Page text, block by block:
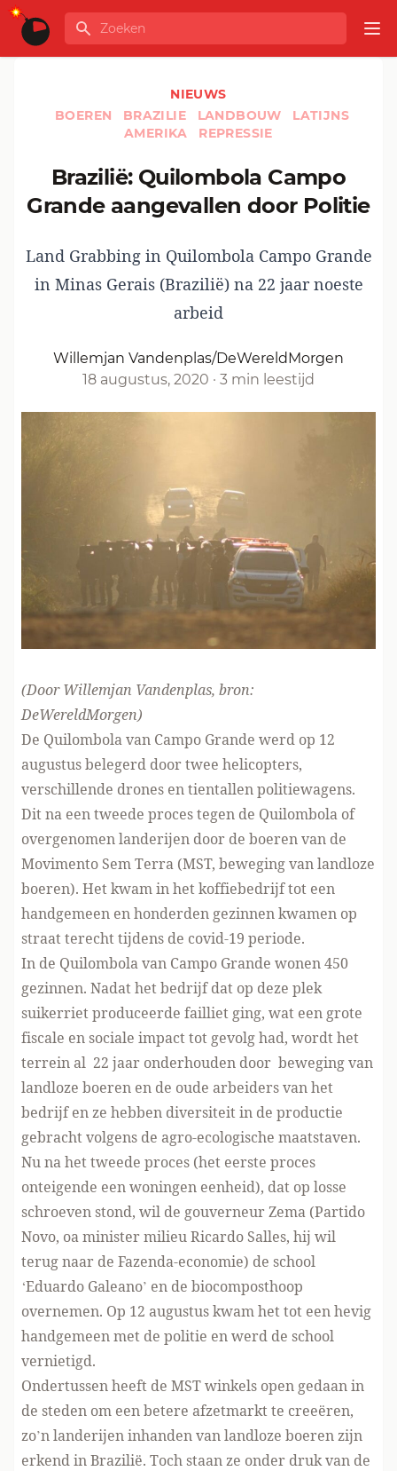
Ga naar de inhoud
GLOBALINFO
Zoeken
NIEUWS
BOEREN
BRAZILIE LANDBOUW
LATIJNS
AMERIKA
REPRESSIE
Brazilië: Quilombola Campo
Grande aangevallen door Politie
Land Grabbing in Quilombola Campo Grande
in Minas Gerais (Brazilië) na 22 jaar noeste
arbeid
Willemjan Vandenplas/DeWereldMorgen
18 augustus, 2020 · 3 min leestijd
(Door Willemjan Vandenplas, bron:
DeWereldMorgen)
De Quilombola van Campo Grande werd op 12
augustus belegerd door twee helicopters,
verschillende drones en tientallen politiewagens.
Dit na een tweede proces tegen de Quilombola of
overgenomen landerijen door de boeren van de
Movimento Sem Terra (MST, beweging van landloze
boeren). Het kwam in het koffiebedrijf tot een
handgemeen en honderden gezinnen kwamen op
straat terecht tijdens de covid-19 periode.
In de Quilombola van Campo Grande wonen 450
gezinnen. Nadat het bedrijf dat op deze plek
suikerriet produceerde failliet ging, wat een grote
fiscale en sociale impact tot gevolg had, wordt het
terrein al 22 jaar onderhouden door beweging van
landloze boeren en de oude arbeiders van het
bedrijf en ze hebben diversiteit in de productie
gebracht volgens de agro-ecologische maatstaven.
Nu na het tweede proces (het eerste proces
onteigende een woningen eenheid), dat op losse
schroeven stond, wil de gouverneur Zema (Partido
Novo, oa minister milieu Ricardo Salles, hij wil
terug naar de Fazenda-economie) de school
‘Eduardo Galeano’ en de biocomposthoop
overnemen. Op 12 augustus kwam het tot een hevig
handgemeen met de politie en werd de school
vernietigd.
Ondertussen heeft de MST winkels open gedaan in
de steden om een betere afzetmarkt te creeëren,
zo’n landerijen inhanden van landloze boeren zijn
erkend in Brazilië. Toch staan ze onder druk van de